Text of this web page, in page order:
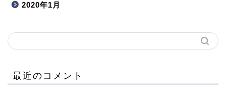
2020年1月
最近のコメント